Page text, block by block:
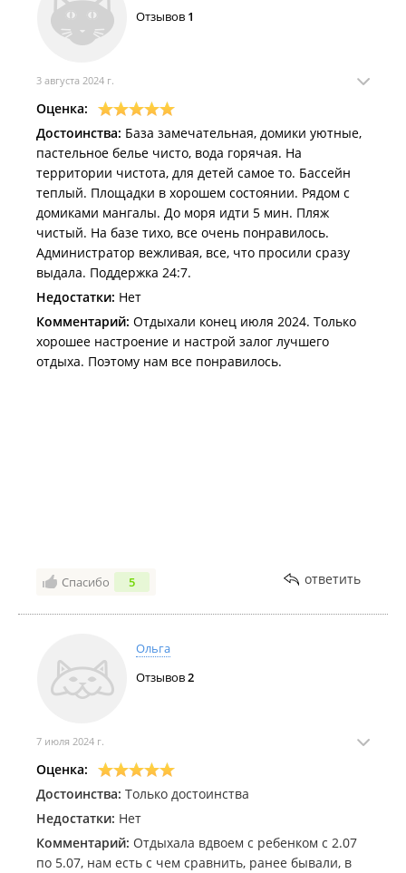
Отзывов 1
3 августа 2024 г.
Оценка:
Достоинства: База замечательная, домики уютные,
пастельное белье чисто, вода горячая. На
территории чистота, для детей самое то. Бассейн
теплый. Площадки в хорошем состоянии. Рядом с
домиками мангалы. До моря идти 5 мин. Пляж
чистый. На базе тихо, все очень понравилось.
Администратор вежливая, все, что просили сразу
выдала. Поддержка 24:7.
Недостатки: Нет
Комментарий: Отдыхали конец июля 2024. Только
хорошее настроение и настрой залог лучшего
отдыха. Поэтому нам все понравилось.
Спасибо 5 ответить
Ольга
Отзывов2
7 июля 2024 г.
Оценка:
Достоинства: Только достоинства
Недостатки: Нет
Комментарий: Отдыхала вдвоем с ребенком с 2.07
по 5.07, нам есть с чем сравнить, ранее бывали, в